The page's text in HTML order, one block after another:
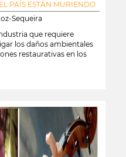
PAÍS ESTÁN MURIENDO
Sequeira
que requiere
los daños ambientales
restaurativas en los